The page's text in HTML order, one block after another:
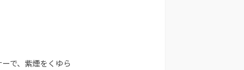
ー
で、紫煙をくゆら